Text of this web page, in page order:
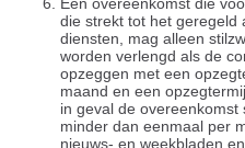
Een overeenkomst die
die strekt tot het geregeld
diensten, mag alleen
worden verlengd als de
opzeggen met een
maand en een
in geval de
minder dan eenmaal per
nieuws- en weekbladen